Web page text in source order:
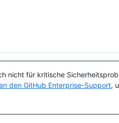
nicht für kritische
den GitHub Enterprise-Support,